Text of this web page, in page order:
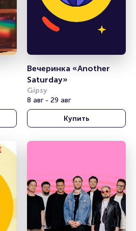
Вечеринка «Another
Saturday»
Gipsy
8 авг - 29 авг
Купить